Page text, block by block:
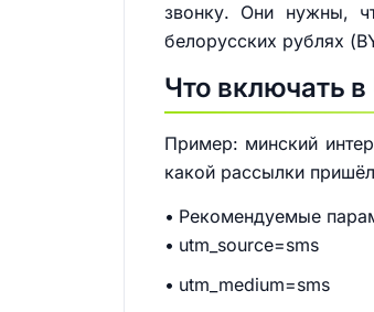
звонку. Они нужны,
белорусских рублях
Что включать
Пример: минский
какой рассылки
Рекомендуемые
utm_source=sms
utm_medium=sms